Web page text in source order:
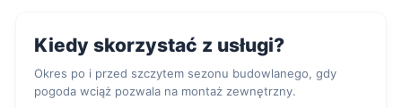
Kiedy skorzystać z usługi?
Okres po i przed szczytem sezonu budowlanego, gdy
pogoda wciąż pozwala na montaż zewnętrzny.